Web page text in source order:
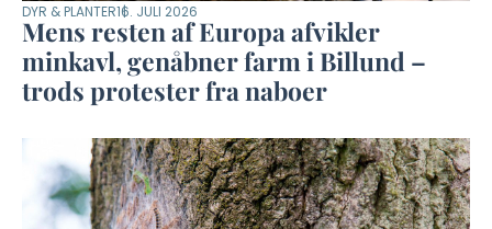
DYR & PLANTER16. JULI 2026
Mens resten af Europa afvikler
minkavl, genåbner farm i Billund –
trods protester fra naboer